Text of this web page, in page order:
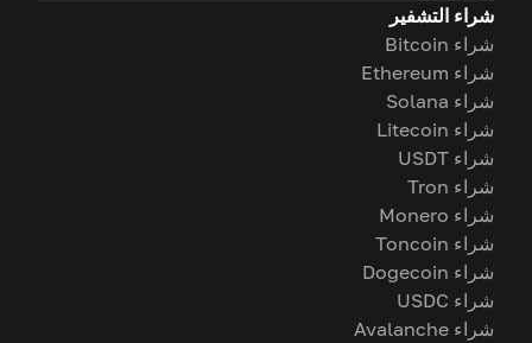
شراء التشفير
شراء Bitcoin
شراء Ethereum
شراء Solana
شراء Litecoin
شراء USDT
شراء Tron
شراء Monero
شراء Toncoin
شراء Dogecoin
شراء USDC
شراء Avalanche